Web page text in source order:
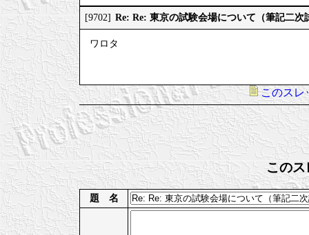
[9702] Re: Re: 東京の試験会場について（筆記二次
ワロタ
このスレ
このス
題 名